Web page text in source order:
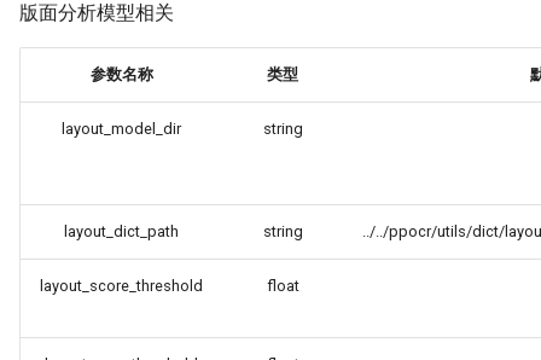
版面分析模型相关
参数名称 类型
layout_model_dir string
layout_dict_path string ../../ppocr/utils/dict/
layout_score_threshold float